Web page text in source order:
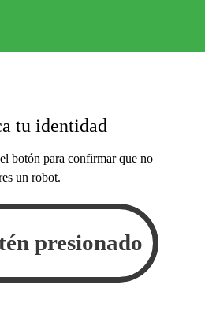
tu identidad
botón para confirmar que no
un robot.